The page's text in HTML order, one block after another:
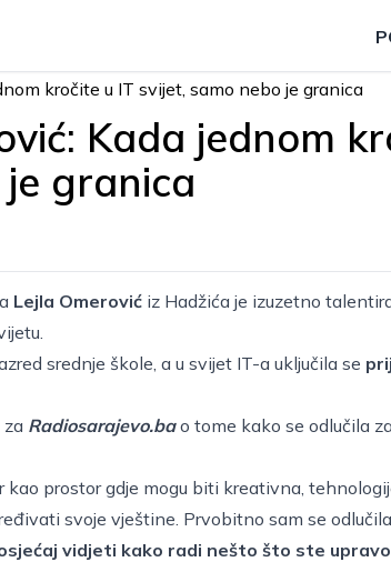
Kada jednom
granica
Lejla Omerović iz Hadžića je izuzetno
srednje škole, a u svijet IT-a uključila se
za Radiosarajevo.bao tome kako se odlučila
kao prostor gdje mogu biti kreativna,
svoje vještine. Prvobitno sam se
vidjeti kako radi nešto što ste